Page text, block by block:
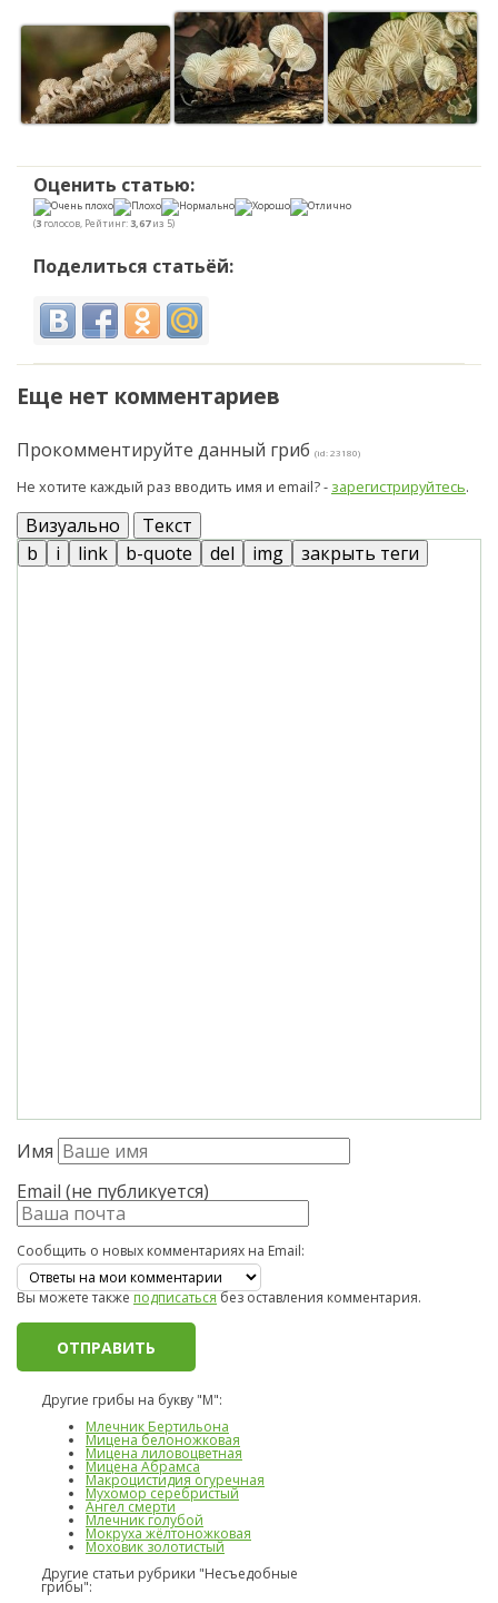
Оценить статью:
(3 голосов, Рейтинг: 3,67из 5)
Поделиться статьёй:
Еще нет комментариев
Прокомментируйте данный гриб (id: 23180)
Не хотите каждый раз вводить имя и email? - зарегистрируйтесь.
Визуально Текст
Имя
Email (не публикуется)
Сообщить о новых комментариях на Email:
Вы можете такжеподписатьсябез оставления комментария.
Другие грибы на букву "М":
Млечник Бертильона
Мицена белоножковая
Мицена лиловоцветная
Мицена Абрамса
Макроцистидия огуречная
Мухомор серебристый
Ангел смерти
Млечник голубой
Мокруха жёлтоножковая
Моховик золотистый
Другие статьи рубрики "Несъедобные
грибы":